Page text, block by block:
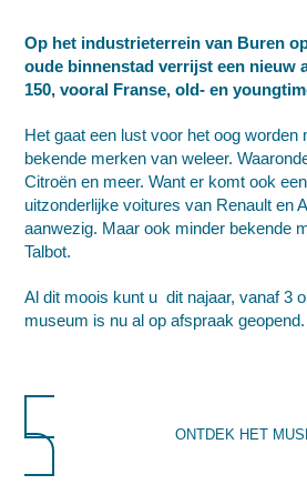
Op het industrieterrein van Buren
oude binnenstad verrijst een nieuw
150, vooral Franse, old- en
Het gaat een lust voor het oog worden
bekende merken van weleer.
Citroën en meer. Want er komt ook
uitzonderlijke voitures van Renault en
aanwezig. Maar ook minder bekende
Talbot.
Al dit moois kunt u dit najaar, vanaf 3
museum is nu al op afspraak geopend.
ONTDEK HET